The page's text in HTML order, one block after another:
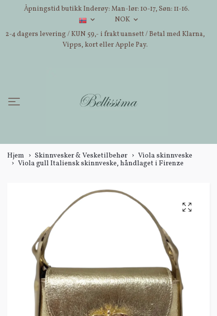
Åpningstid butikk Inderøy: Man-lør: 10-17, Søn: 11-16.
NOK
2-4 dagers levering / KUN 59,- i frakt uansett / Betal med Klarna,
Vipps, kort eller Apple Pay.
Hjem Skinnvesker & Vesketilbehør
Viola skinnveske
Viola gull Italiensk skinnveske, håndlaget i Firenze